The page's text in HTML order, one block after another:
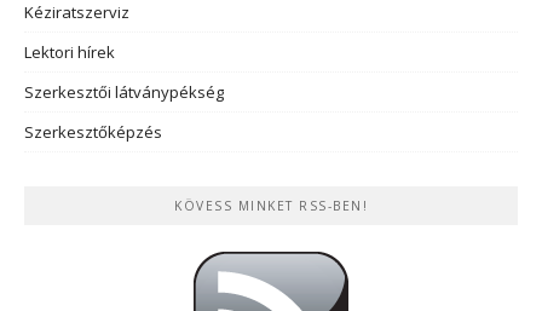
Kéziratszerviz
Lektori hírek
Szerkesztői látványpékség
Szerkesztőképzés
KÖVESS MINKET RSS-BEN!